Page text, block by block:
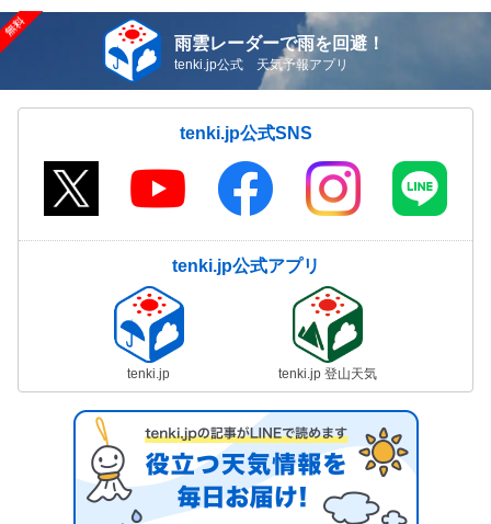
雨雲レーダーで雨を回避！
tenki.jp公式 天気予報アプリ
tenki.jp公式SNS
tenki.jp公式アプリ
tenki.jp tenki.jp 登山天気